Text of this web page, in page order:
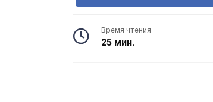
Время чтения
25 мин.